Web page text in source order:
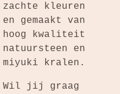
zachte kleuren
en gemaakt van
hoog kwaliteit
natuursteen en
miyuki kralen.
Wil jij graag